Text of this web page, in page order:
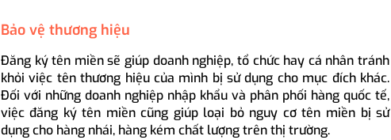
Bảo vệ thương hiệu
Đăng ký tên miền sẽ giúp doanh nghiệp, tổ chức hay cá nhân tránh
khỏi việc tên thương hiệu của mình bị sử dụng cho mục đích khác.
Đối với những doanh nghiệp nhập khẩu và phân phối hàng quốc tế,
việc đăng ký tên miền cũng giúp loại bỏ nguy cơ tên miền bị sử
dụng cho hàng nhái, hàng kém chất lượng trên thị trường.